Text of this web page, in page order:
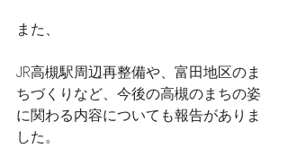
また、
JR高槻駅周辺再整備や、富田地区のま
ちづくりなど、今後の高槻のまちの姿
に関わる内容についても報告がありま
した。